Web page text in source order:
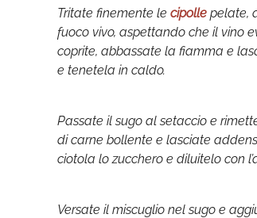
Tritate finemente le cipolle pelate,
fuoco vivo, aspettando che il vino
coprite, abbassate la fiamma e
e tenetela in caldo.
Passate il sugo al setaccio e
di carne bollente e lasciate
ciotola lo zucchero e diluitelo con
Versate il miscuglio nel sugo e